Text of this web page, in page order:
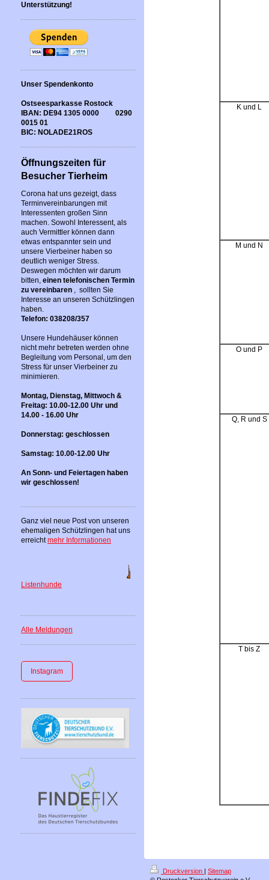
K und L
M und N
O und P
Q, R und S
T bis Z
Unterstützung!
Unser Spendenkonto
Ostseesparkasse Rostock
IBAN: DE94 1305 0000 0290
0015 01
BIC: NOLADE21ROS
Öffnungszeiten für
Besucher Tierheim
Corona hat uns gezeigt, dass
Terminvereinbarungen mit
Interessenten großen Sinn
machen. Sowohl Interessent, als
auch Vermittler können dann
etwas entspannter sein und
unsere Vierbeiner haben so
deutlich weniger Stress.
Deswegen möchten wir darum
bitten, einen telefonischen Termin
zu vereinbaren , sollten Sie
Interesse an unseren Schützlingen
haben.
Telefon: 038208/357
Unsere Hundehäuser können
nicht mehr betreten werden ohne
Begleitung vom Personal, um den
Stress für unser Vierbeiner zu
minimieren.
Montag, Dienstag, Mittwoch &
Freitag: 10.00-12.00 Uhr und
14.00 - 16.00 Uhr
Donnerstag: geschlossen
Samstag: 10.00-12.00 Uhr
An Sonn- und Feiertagen haben
wir geschlossen!
Ganz viel neue Post von unseren
ehemaligen Schützlingen hat uns
erreichtmehr Informationen
Listenhunde
Alle Meldungen
Instagram
Druckversion | Sitemap